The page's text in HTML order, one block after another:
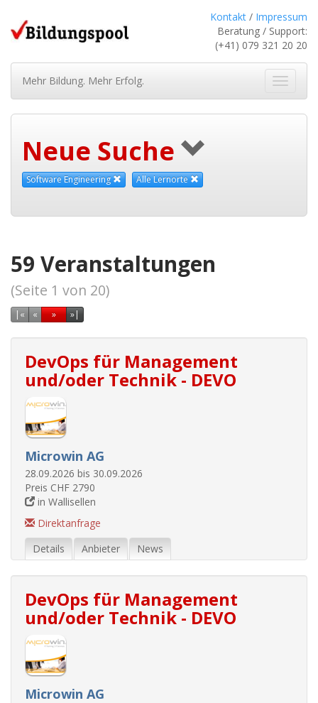
Kontakt / Impressum
Beratung / Support:
(+41) 079 321 20 20
ein-/
Mehr Bildung. Mehr Erfolg.
Neue Suche
Software Engineering Alle Lernorte
59 Veranstaltungen
(Seite 1 von 20)
| « Erste Seite
« Vorherige Seite
»Nächste Seite
»|Letzte Seite
DevOps für Management
und/oder Technik - DEVO
Microwin AG
28.09.2026 bis 30.09.2026
Preis CHF 2790
in Wallisellen
Direktanfrage
Details
Anbieter News
DevOps für Management
und/oder Technik - DEVO
Microwin AG